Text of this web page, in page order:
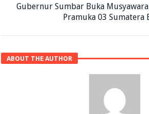
Gubernur Sumbar Buka
Pramuka 03 Sumatera
ABOUT THE AUTHOR